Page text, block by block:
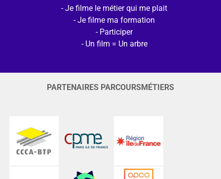
Je filme le métier qui me plait
Je filme ma formation
Participer
Un film = Un arbre
PARTENAIRES PARCOURSMÉTIERS